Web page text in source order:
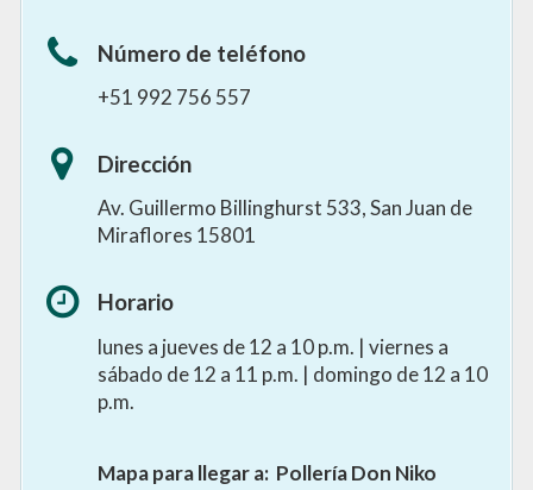
Número de teléfono
+51 992 756 557
Dirección
Av. Guillermo Billinghurst 533, San Juan de
Miraflores 15801
Horario
lunes a jueves de 12 a 10 p.m. | viernes a
sábado de 12 a 11 p.m. | domingo de 12 a 10
p.m.
Mapa para llegar a: Pollería Don Niko